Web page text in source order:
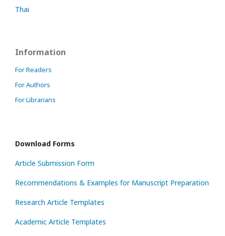
Thai
Information
For Readers
For Authors
For Librarians
Download Forms
Article Submission Form
Recommendations & Examples for Manuscript Preparation
Research Article Templates
Academic Article Templates